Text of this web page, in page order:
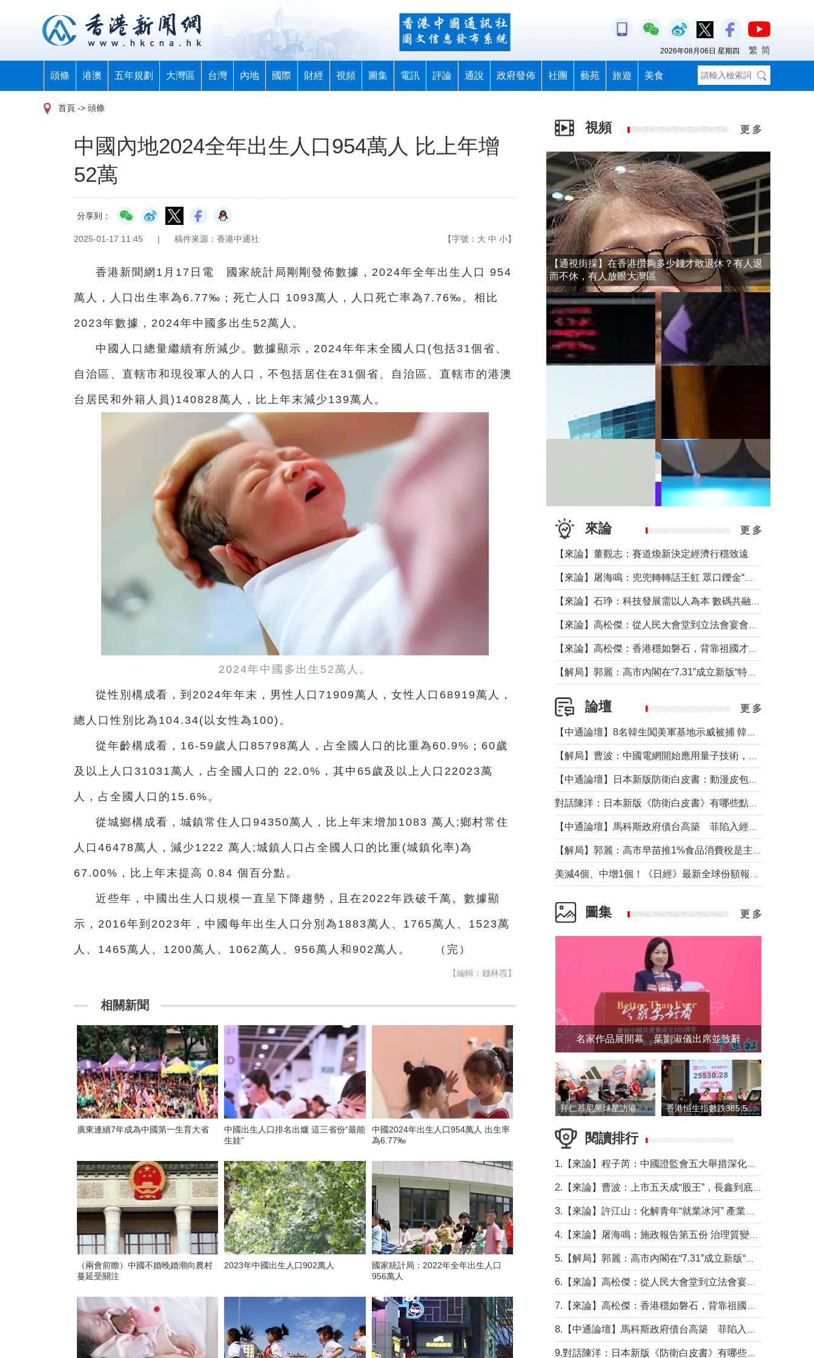
頭條 港澳 五年規劃 大灣區 台灣 內地 國際 財經 視頻 圖集 電訊 評論 通說 政府發佈 社團 藝苑 旅遊 美食
2026年08月06日 星期四 繁 简
首頁 -> 頭條
中國內地2024全年出生人口954萬人 比上年增
52萬
分享到：
2025-01-17 11:45 | 稿件來源：香港中通社 【字號： 大 中 小】
香港新聞網1月17日電 國家統計局剛剛發佈數據，2024年全年出生人口 954
萬人，人口出生率為6.77‰；死亡人口 1093萬人，人口死亡率為7.76‰。相比
2023年數據，2024年中國多出生52萬人。
中國人口總量繼續有所減少。數據顯示，2024年年末全國人口(包括31個省、
自治區、直轄市和現役軍人的人口，不包括居住在31個省、自治區、直轄市的港澳
台居民和外籍人員)140828萬人，比上年末減少139萬人。
2024年中國多出生52萬人。
從性別構成看，到2024年年末，男性人口71909萬人，女性人口68919萬人，
總人口性別比為104.34(以女性為100)。
從年齡構成看，16-59歲人口85798萬人，占全國人口的比重為60.9%；60歲
及以上人口31031萬人，占全國人口的 22.0%，其中65歲及以上人口22023萬
人，占全國人口的15.6%。
從城鄉構成看，城鎮常住人口94350萬人，比上年末增加1083 萬人;鄉村常住
人口46478萬人，減少1222 萬人;城鎮人口占全國人口的比重(城鎮化率)為
67.00%，比上年末提高 0.84 個百分點。
近些年，中國出生人口規模一直呈下降趨勢，且在2022年跌破千萬。數據顯
示，2016年到2023年，中國每年出生人口分別為1883萬人、1765萬人、1523萬
人、1465萬人、1200萬人、1062萬人、956萬人和902萬人。 （完）
【編輯：錢林霞】
相關新聞
廣東連續7年成為中國第一生育大省
中國出生人口排名出爐 這三省份“最能
生娃”
中國2024年出生人口954萬人 出生率
為6.77‰
（兩會前瞻）中國不婚晚婚潮向農村
蔓延受關注
2023年中國出生人口902萬人
國家統計局：2022年全年出生人口
956萬人
視頻 更 多
【通視街採】在香港攢夠多少錢才敢退休？有人退
而不休，有人放眼大灣區
來論 更 多
【來論】董觀志：賽道煥新決定經濟行穩致遠
論壇 更 多
圖集 更 多
名家作品展開幕 葉劉淑儀出席並致辭
拜仁慕尼黑球星訪港 與球迷近距離互動 香港恒生指數跌385.54點 報25530.28點收盤
閱讀排行